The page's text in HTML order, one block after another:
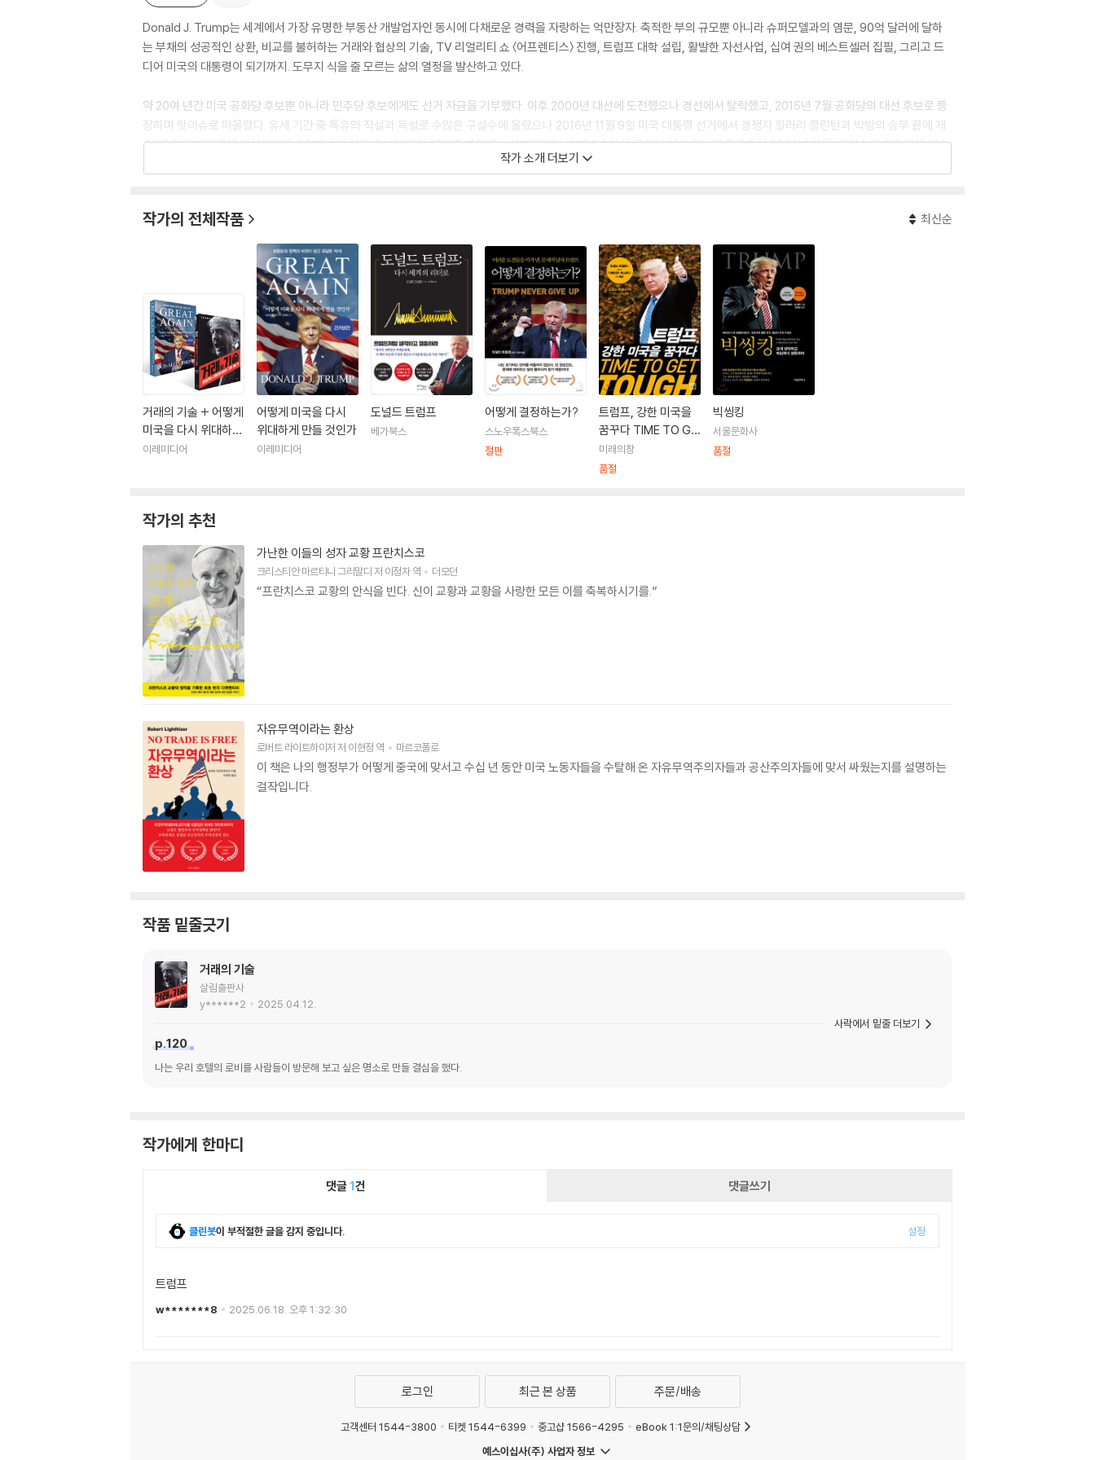
Donald J. Trump는 세계에서 가장 유명한 부동산 개발업자인 동시에 다채로운 경력을 자랑하는 억만장자. 축적한 부의 규모뿐 아니라 슈퍼모델과의 염문, 90억 달러에 달하
는 부채의 성공적인 상환, 비교를 불허하는 거래와 협상의 기술, TV 리얼리티 쇼 〈어프렌티스〉 진행, 트럼프 대학 설립, 활발한 자선사업, 십여 권의 베스트셀러 집필, 그리고 드
디어 미국의 대통령이 되기까지. 도무지 식을 줄 모르는 삶의 열정을 발산하고 있다.
약 20여 년간 미국 공화당 후보뿐 아니라 민주당 후보에게도 선거 자금을 기부했다. 이후 2000년 대선에 도전했으나 경선에서 탈락했고, 2015년 7월 공화당의 대선 후보로 등
장하며 핫이슈로 떠올랐다. 유세 기간 중 특유의 직설과 독설로 수많은 구설수에 올랐으나 2016년 11월 9일 미국 대통령 선거에서 경쟁자 힐러리 클린턴과 박빙의 승부 끝에 제
45대 미국 대통령에 당선되었다. 2020년 바이든 후보에 밀려 대통령 연임에는 실패했지만, 2024년 다시 공화당 대선 후보로 출마하여 2024년 11월, 해리스와 경합끝에 제4
작가 소개 더보기
작가의 전체작품 최신순
거래의 기술 + 어떻게
미국을 다시 위대하게
만들 것인가 세트
이레미디어
어떻게 미국을 다시
위대하게 만들 것인가
이레미디어
도널드 트럼프
베가북스
어떻게 결정하는가?
스노우폭스북스
절판
트럼프, 강한 미국을
꿈꾸다 TIME TO GE
T TOUGH
미래의창
품절
빅씽킹
서울문화사
품절
작가의 추천
가난한 이들의 성자 교황 프란치스코
크리스티안 마르티니 그리말디저 이정자역 더모던
“프란치스코 교황의 안식을 빈다. 신이 교황과 교황을 사랑한 모든 이를 축복하시기를.”
자유무역이라는 환상
로버트 라이트하이저저 이현정 역 마르코폴로
이 책은 나의 행정부가 어떻게 중국에 맞서고 수십 년 동안 미국 노동자들을 수탈해 온 자유무역주의자들과 공산주의자들에 맞서 싸웠는지를 설명하는
걸작입니다.
작품 밑줄긋기
거래의 기술
살림출판사
y******2
2025.04.12.
p.120
나는 우리 호텔의 로비를 사람들이 방문해 보고 싶은 명소로 만들 결심을 했다.
사락에서 밑줄 더보기
작가에게 한마디
댓글1건 댓글쓰기
클린봇이 부적절한 글을 감지 중입니다. 설정
트럼프
w*******8 2025.06.18. 오후 1:32:30
로그인 최근 본 상품 주문/배송
고객센터 1544-3800 티켓 1544-6399 중고샵 1566-4295
eBook 1:1문의/채팅상담
예스이십사(주) 사업자 정보